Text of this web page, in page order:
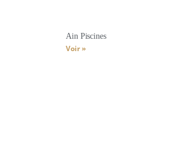
Ain Piscines
Voir »